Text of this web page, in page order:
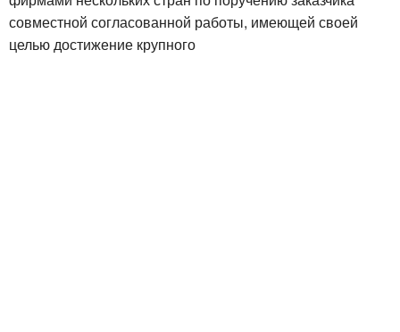
совместной согласованной работы, имеющей своей
целью достижение крупного